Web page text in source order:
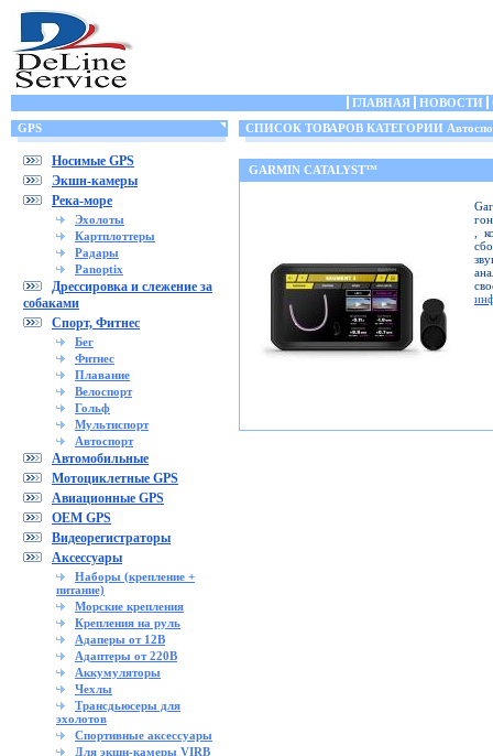
ГЛАВНАЯ НОВОСТИ
GPS
Носимые GPS
Экшн-камеры
Река-море
Эхолоты
Картплоттеры
Радары
Panoptix
Дрессировка и слежение за
собаками
Спорт, Фитнес
Бег
Фитнес
Плавание
Велоспорт
Гольф
Мультиспорт
Автоспорт
Автомобильные
Мотоциклетные GPS
Авиационные GPS
OEM GPS
Видеорегистраторы
Аксессуары
Наборы (крепление +
питание)
Морские крепления
Крепления на руль
Адаперы от 12В
Адаптеры от 220В
Аккумуляторы
Чехлы
Трансдьюсеры для
эхолотов
Спортивные аксессуары
Для экшн-камеры VIRB
СПИСОК ТОВАРОВ КАТЕГОРИИ
GARMIN CATALYST™
,